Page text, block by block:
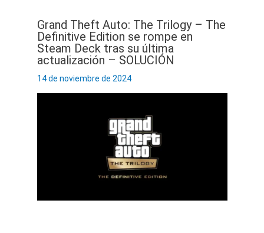
Grand Theft Auto: The Trilogy – The
Definitive Edition se rompe en
Steam Deck tras su última
actualización – SOLUCIÓN
14 de noviembre de 2024